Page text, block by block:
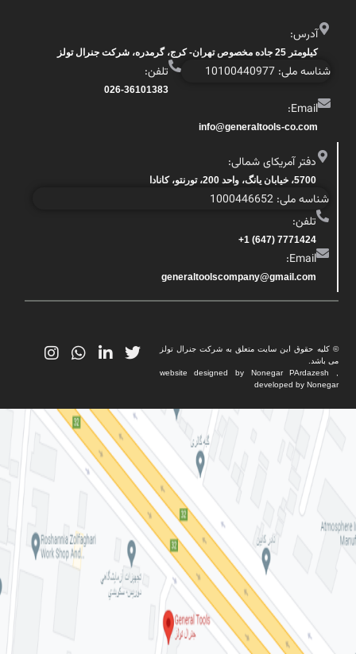
آدرس:
کیلومتر 25 جاده مخصوص تهران- کرج، گرمدره، شرکت جنرال تولز
شناسه ملی: 10100440977 تلفن:
026-36101383
Email:
info@generaltools-co.com
دفتر آمریکای شمالی:
5700، خیابان یانگ، واحد 200، تورنتو، کانادا
شناسه ملی: 1000446652
تلفن:
7771424 (647) 1+
Email:
generaltoolscompany@gmail.com
© کلیه حقوق این سایت متعلق به شرکت جنرال تولز
می باشد.
website designed by Nonegar PArdazesh ,
developed by Nonegar